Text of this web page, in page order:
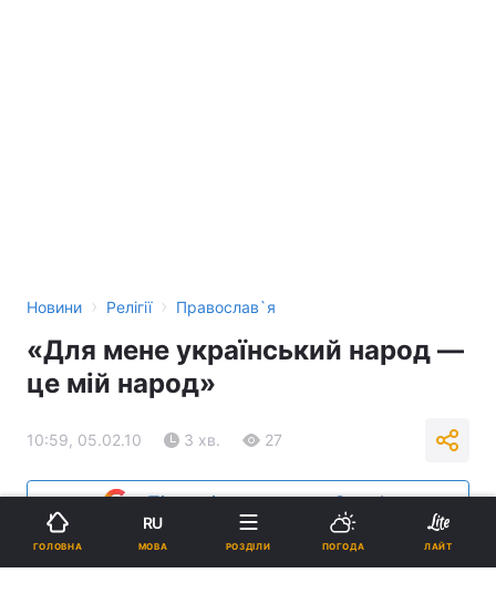
Новини › Релігії › Православ`я
«Для мене український народ —
це мій народ»
10:59, 05.02.10 3 хв. 27
Підпишіться на нас в Google
Реклама
ГОЛОВНА
RU
МОВА РОЗДІЛИ ПОГОДА ЛАЙТ